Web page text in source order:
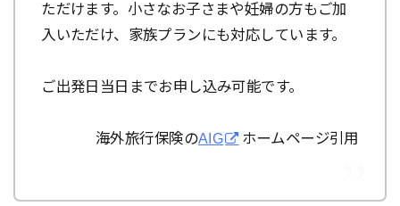
ただけます。小さなお子さまや妊婦の方もご加
入いただけ、家族プランにも対応しています。
ご出発日当日までお申し込み可能です。
海外旅行保険のAIG ホームページ引用